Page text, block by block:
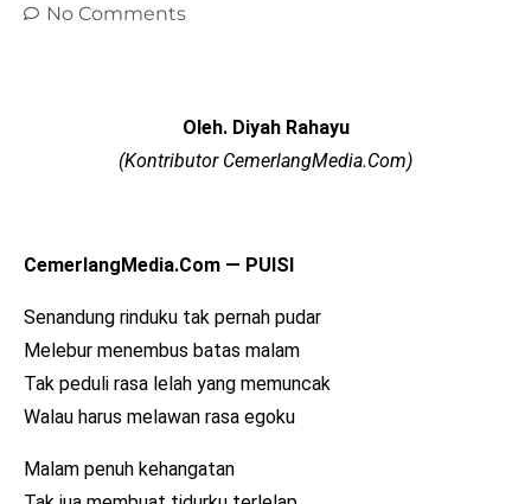
No Comments
Oleh. Diyah Rahayu
(Kontributor CemerlangMedia.Com)
CemerlangMedia.Com — PUISI
Senandung rinduku tak pernah pudar
Melebur menembus batas malam
Tak peduli rasa lelah yang memuncak
Walau harus melawan rasa egoku
Malam penuh kehangatan